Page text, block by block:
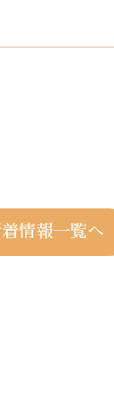
情報一覧へ